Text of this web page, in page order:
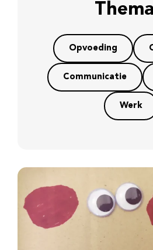
Opvoeding
Communicatie
Werk